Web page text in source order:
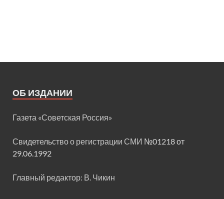
ОБ ИЗДАНИИ
Газета «Советская Россия»
Свидетельство о регистрации СМИ №01218 от
29.06.1992
Главный редактор: В. Чикин